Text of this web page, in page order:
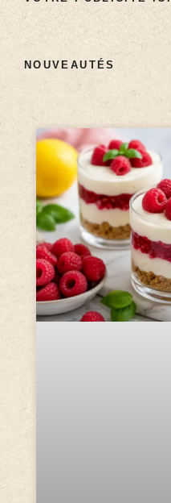
NOUVEAUTÉS